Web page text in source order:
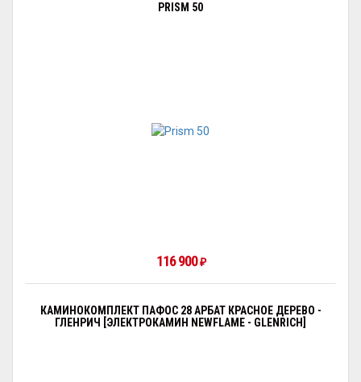
PRISM 50
116 900 ₽
КАМИНОКОМПЛЕКТ ПАФОС 28 АРБАТ КРАСНОЕ ДЕРЕВО -
ГЛЕНРИЧ [ЭЛЕКТРОКАМИН NEWFLAME - GLENRICH]